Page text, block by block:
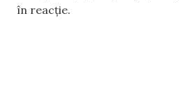
în reacție.